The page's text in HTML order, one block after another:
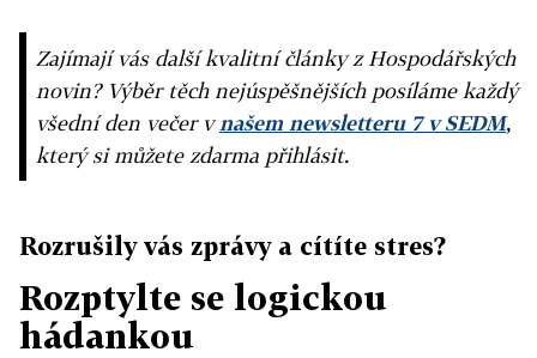
Zajímají vás další kvalitní články z Hospodářských
novin? Výběr těch nejúspěšnějších posíláme každý
všední den večer vnašem newsletteru 7 v SEDM,
který si můžete zdarma přihlásit.
Rozrušily vás zprávy a cítíte stres?
Rozptylte se logickou
hádankou